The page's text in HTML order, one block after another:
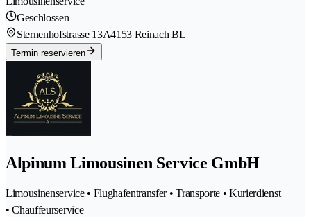
Geschlossen
Sternenhofstrasse 13A4153 Reinach BL
Termin reservieren
Alpinum Limousinen Service GmbH
Limousinenservice • Flughafentransfer • Transporte • Kurierdienst
• Chauffeurservice